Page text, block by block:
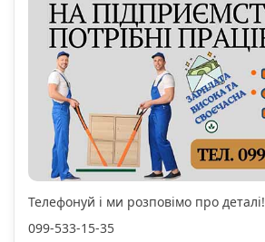
Телефонуй і ми розповімо про деталі!
099-533-15-35